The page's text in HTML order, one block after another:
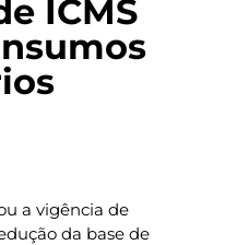
ICMS
a vigência de
da base de